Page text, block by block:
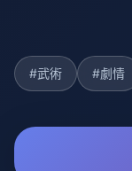
#武術 #劇情